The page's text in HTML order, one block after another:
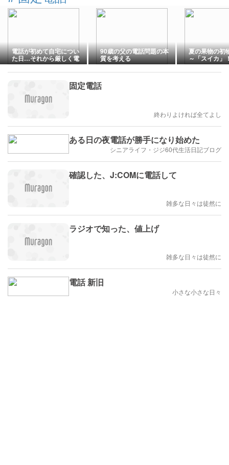
電話が初めて自宅につい
た日…それから厳しく電
話の取り方を教えられた
が、それが今や危険なこ
90歳の父の電話問題の本
質を考える
夏の果物の初
～「スイカ
カンのスイカ
出 ...( = =) ﾄ
固定電話
終わりよければ全てよし
ある日の夜電話が勝手になり始めた
シニアライフ・ジジ60代生活日記ブログ
確認した、J:COMに電話して
雑多な日々は徒然に
ラジオで知った、値上げ
雑多な日々は徒然に
電話 新旧
小さな小さな日々